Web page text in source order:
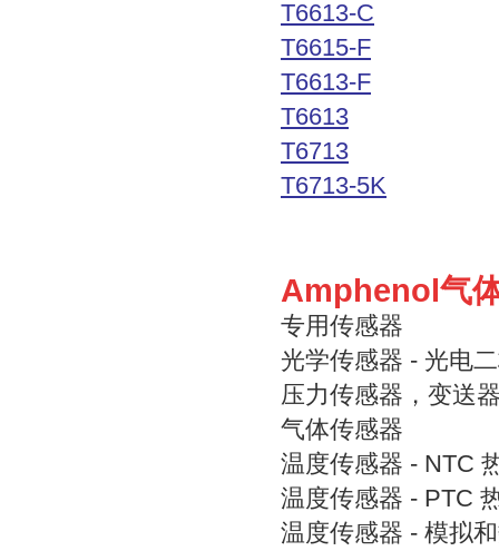
T6613-C
T6615-F
T6613-F
T6613
T6713
T6713-5K
Amphenol气
专用传感器
光学传感器 - 光电
压力传感器，变送
气体传感器
温度传感器 - NTC
温度传感器 - PTC
温度传感器 - 模拟